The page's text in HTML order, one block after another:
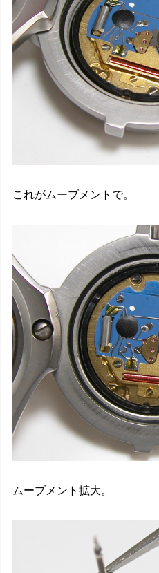
これがムーブメントで。
ムーブメント拡大。